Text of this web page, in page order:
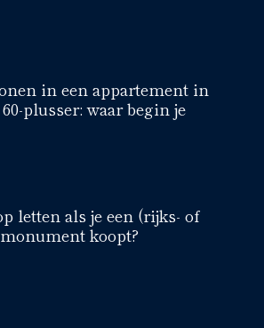
in een appartement in
plusser: waar begin je
letten als je een (rijks- of
koopt?